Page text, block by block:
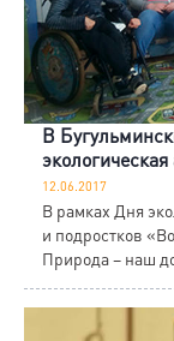
В
12.06.2017
В рамках Дня
и подростков
Природа – наш